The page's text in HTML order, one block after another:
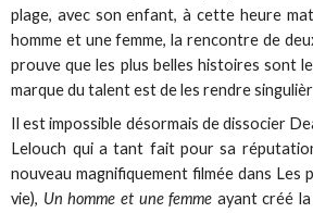
plage, avec son enfant, à cette heure
homme et une femme, la rencontre de
prouve que les plus belles histoires sont
marque du talent est de les rendre
Il est impossible désormais de dissocier
Lelouch qui a tant fait pour sa
nouveau magnifiquement filmée dans Les
vie), Un homme et une femme ayant créé